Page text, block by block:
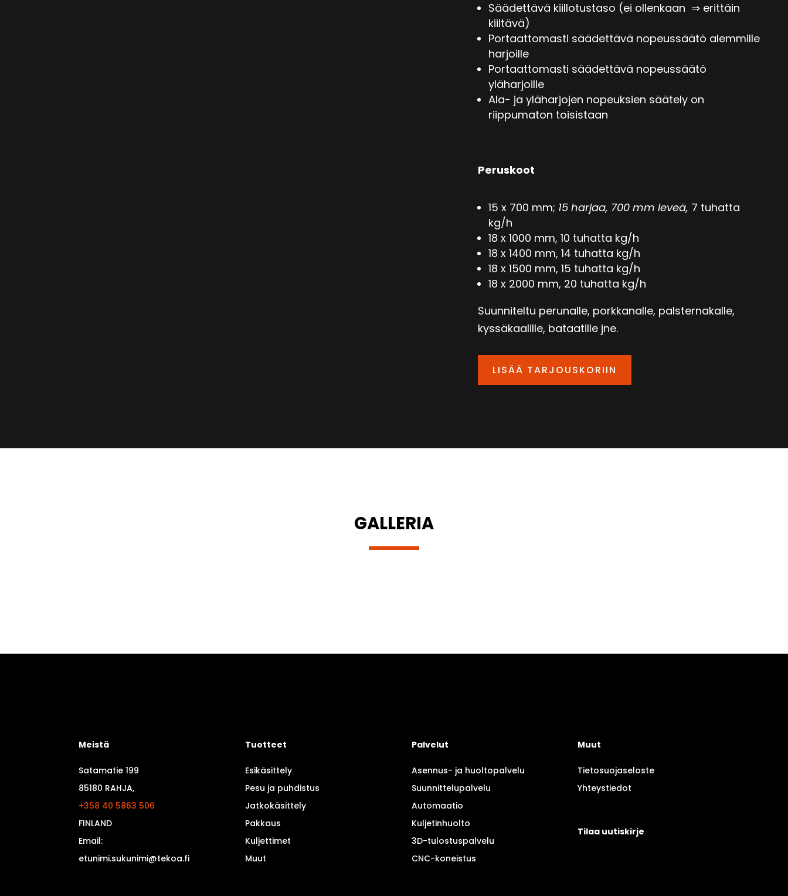
Säädettävä kiillotustaso (ei ollenkaan ⇒erittäin
kiiltävä)
Portaattomasti säädettävä nopeussäätö alemmille
harjoille
Portaattomasti säädettävä nopeussäätö
yläharjoille
Ala- ja yläharjojen nopeuksien säätely on
riippumaton toisistaan
Peruskoot
15 x 700 mm; 15 harjaa, 700 mm leveä, 7 tuhatta
kg/h
18 x 1000 mm, 10 tuhatta kg/h
18 x 1400 mm, 14 tuhatta kg/h
18 x 1500 mm, 15 tuhatta kg/h
18 x 2000 mm, 20 tuhatta kg/h
Suunniteltu perunalle, porkkanalle, palsternakalle,
kyssäkaalille, bataatille jne.
LISÄÄ TARJOUSKORIIN
GALLERIA
Meistä
Satamatie 199
85180 RAHJA,
+358 40 5863 506
FINLAND
Email:
etunimi.sukunimi@tekoa.fi
Tuotteet
Esikäsittely
Pesu ja puhdistus
Jatkokäsittely
Pakkaus
Kuljettimet
Muut
Palvelut
Asennus- ja huoltopalvelu
Suunnittelupalvelu
Automaatio
Kuljetinhuolto
3D-tulostuspalvelu
CNC-koneistus
Muut
Tietosuojaseloste
Yhteystiedot
Tilaa uutiskirje